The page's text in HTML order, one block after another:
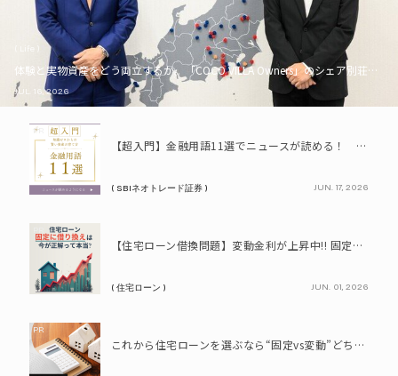
体験と実物資産をどう両立するか。「COCO VILLA Owners」のシェア別荘とい
JUL. 16, 2026
PR
【超入門】金融用語11選でニュースが読める！ 知識ゼロからの賢い資産の育て方
( SBIネオトレード証券 ) JUN. 17, 2026
【住宅ローン借換問題】変動金利が上昇中!! 固定に借り換えるなら今が正解って本当? シミュレーションで比較してみよう
( 住宅ローン ) JUN. 01, 2026
PR
これから住宅ローンを選ぶなら“固定vs変動”どちらが正解? 9割が利用したいと答えた「いま決めなくてもいい」ローンとは!?